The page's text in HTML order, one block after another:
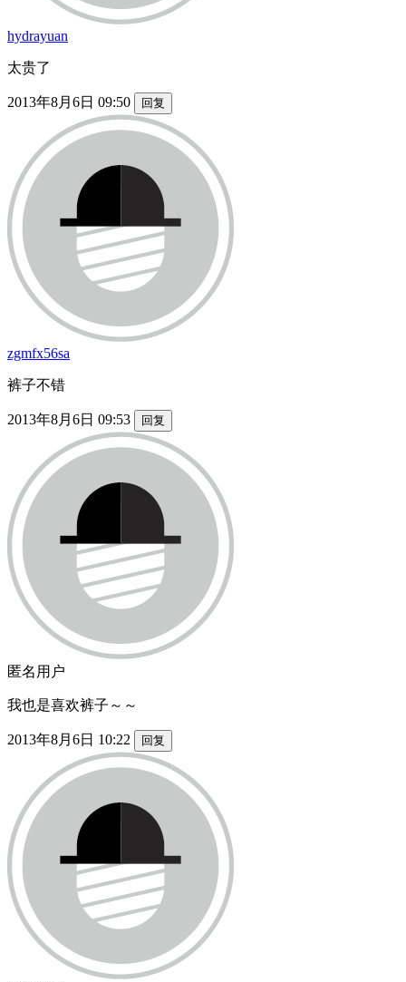
hydrayuan
太贵了
2013年8月6日 09:50 回复
zgmfx56sa
裤子不错
2013年8月6日 09:53 回复
匿名用户
我也是喜欢裤子～～
2013年8月6日 10:22 回复